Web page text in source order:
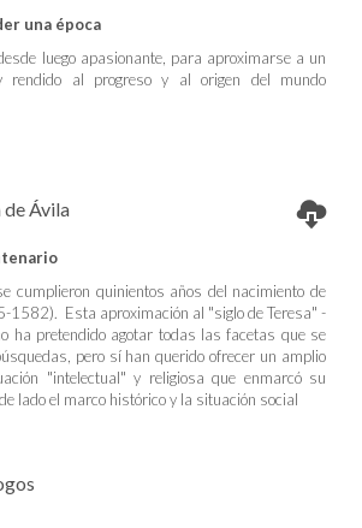
una época
luego apasionante, para aproximarse a un
rendido al progreso y al origen del mundo
de Ávila
cumplieron quinientos años del nacimiento de
1582). Esta aproximación al "siglo de Teresa" -
ha pretendido agotar todas las facetas que se
pero sí han querido ofrecer un amplio
"intelectual" y religiosa que enmarcó su
lado el marco histórico y la situación social